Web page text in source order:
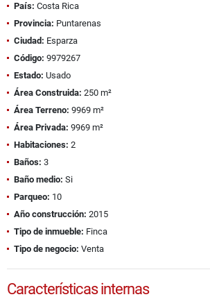
País: Costa Rica
Provincia: Puntarenas
Ciudad: Esparza
Código: 9979267
Estado: Usado
Área Construida: 250 m²
Área Terreno: 9969 m²
Área Privada: 9969 m²
Habitaciones: 2
Baños: 3
Baño medio: Si
Parqueo: 10
Año construcción: 2015
Tipo de inmueble: Finca
Tipo de negocio: Venta
Características internas